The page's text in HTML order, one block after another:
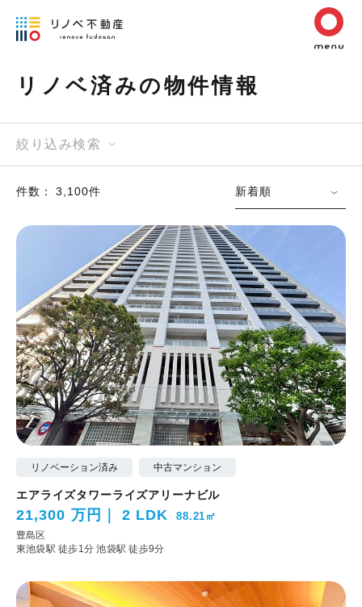
リノベ済みの物件情報
絞り込み検索
件数： 3,100件 新着順
リノベーション済み 中古マンション
エアライズタワーライズアリーナビル
21,300 万円 2 LDK 88.21㎡
豊島区
東池袋駅 徒歩1分池袋駅 徒歩9分